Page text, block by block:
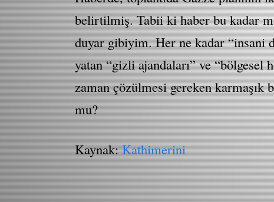
belirtilmiş. Tabii ki haber bu kadar
duyar gibiyim. Her ne kadar “insani
yatan “gizli ajandaları” ve
zaman çözülmesi gereken karmaşık
mu?
Kaynak:Kathimerini